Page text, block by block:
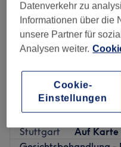
Hautpflegepraxis
4,9
234
Stuttgart
Auf Karte
Datenverkehr zu
Informationen über die
unsere Partner für
Analysen weiter.
Cookie-
Einstellungen